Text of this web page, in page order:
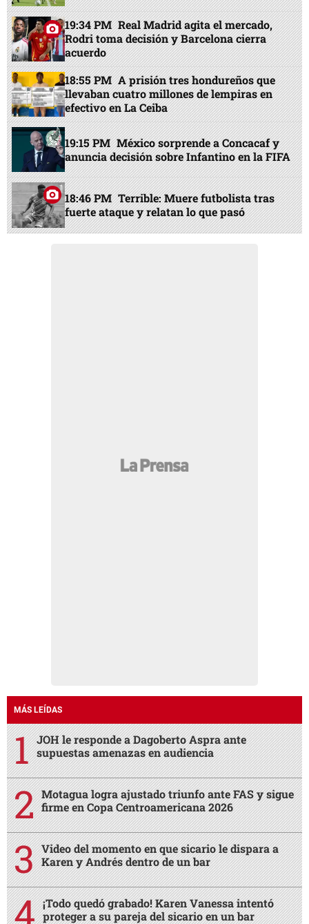
19:34 PM Real Madrid agita el mercado,
Rodri toma decisión y Barcelona cierra
acuerdo
18:55 PM A prisión tres hondureños que
llevaban cuatro millones de lempiras en
efectivo en La Ceiba
19:15 PM México sorprende a Concacaf y
anuncia decisión sobre Infantino en la FIFA
18:46 PM Terrible: Muere futbolista tras
fuerte ataque y relatan lo que pasó
MÁS LEÍDAS
JOH le responde a Dagoberto Aspra ante
supuestas amenazas en audiencia
Motagua logra ajustado triunfo ante FAS y sigue
firme en Copa Centroamericana 2026
Video del momento en que sicario le dispara a
Karen y Andrés dentro de un bar
¡Todo quedó grabado! Karen Vanessa intentó
proteger a su pareja del sicario en un bar